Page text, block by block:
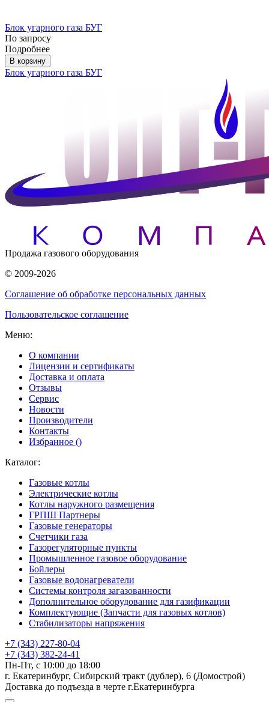
Блок угарного газа БУГ
По запросу
Подробнее
В корзину
Блок угарного газа БУГ
Продажа газового оборудования
© 2009-2026
Соглашение об обработке персональных данных
Пользовательское соглашение
Меню:
О компании
Лицензии и сертификаты
Доставка и оплата
Отзывы
Сервис
Новости
Производители
Контакты
Избранное ()
Каталог:
Газовые котлы
Электрические котлы
Котлы наружного размещения
ГРПШ Партнеры
Газовые генераторы
Счетчики газа
Газорегуляторные пункты
Промышленное газовое оборудование
Бойлеры
Газовые водонагреватели
Системы контроля загазованности
Дополнительное оборудование для газификации
Комплектующие (Запчасти для газовых котлов)
Стабилизаторы напряжения
+7 (343) 227-80-04
+7 (343) 382-24-41
Пн-Пт, с 10:00 до 18:00
г. Екатеринбург, Сибирский тракт (дублер), 6 (Домострой)
Доставка до подъезда в черте г.Екатеринбурга